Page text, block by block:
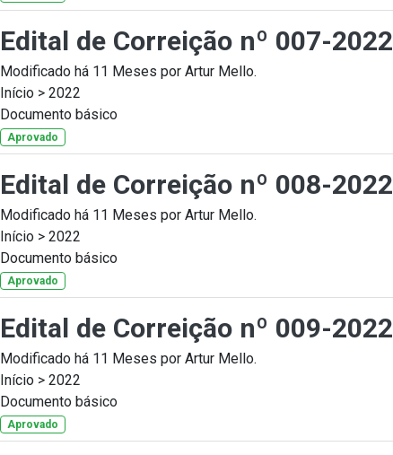
Edital de Correição nº 007-2022
Modificado há 11 Meses por Artur Mello.
Início > 2022
Documento básico
Aprovado
Edital de Correição nº 008-2022
Modificado há 11 Meses por Artur Mello.
Início > 2022
Documento básico
Aprovado
Edital de Correição nº 009-2022
Modificado há 11 Meses por Artur Mello.
Início > 2022
Documento básico
Aprovado